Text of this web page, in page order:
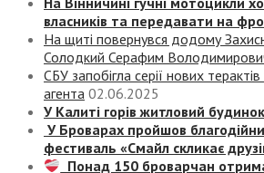
власників та передавати на
На щиті повернувся додому
Солодкий Серафим
СБУ запобігла серії нових
агента 02.06.2025
У Калиті горів житловий будинок
У Броварах пройшов
фестиваль «Смайл скликає
Понад 150 броварчан